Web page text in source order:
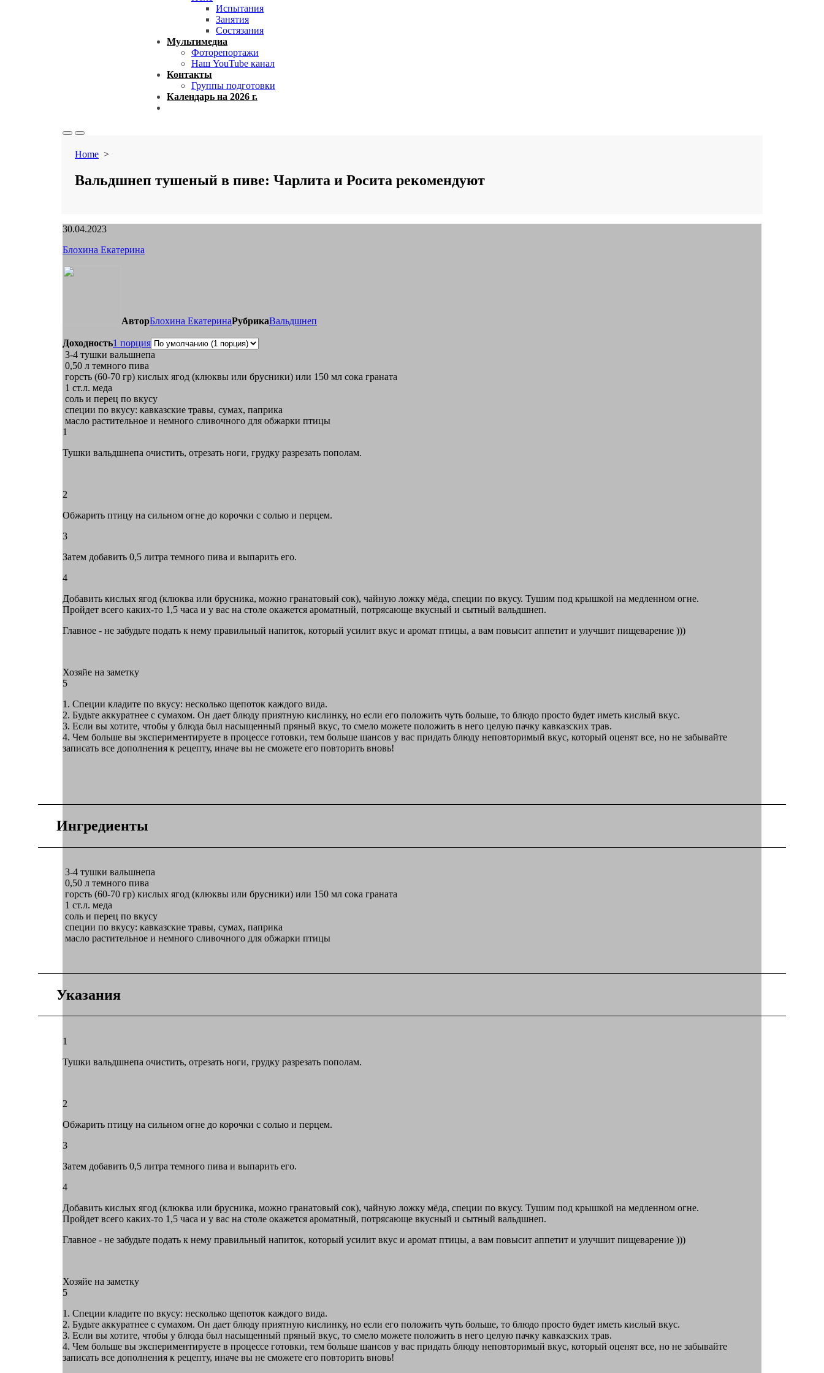
Испытания
Занятия
Состязания
Мультимедиа
Фоторепортажи
Наш YouTube канал
Контакты
Группы подготовки
Календарь на 2026 г.
SearchMenu
Home >
Вальдшнеп тушеный в пиве: Чарлита и Росита рекомендуют
Published
30.04.2023
Author
Блохина Екатерина
АвторБлохина ЕкатеринаРубрикаВальдшнеп
Доходность1 порция
3-4 тушки вальшнепа
0,50 л темного пива
горсть (60-70 гр) кислых ягод (клюквы или брусники) или 150 мл сока граната
1 ст.л. меда
соль и перец по вкусу
специи по вкусу: кавказские травы, сумах, паприка
масло растительное и немного сливочного для обжарки птицы
1
Тушки вальдшнепа очистить, отрезать ноги, грудку разрезать пополам.
2
Обжарить птицу на сильном огне до корочки с солью и перцем.
3
Затем добавить 0,5 литра темного пива и выпарить его.
4
Добавить кислых ягод (клюква или брусника, можно гранатовый сок), чайную ложку мёда, специи по вкусу. Тушим под крышкой на медленном огне.
Пройдет всего каких-то 1,5 часа и у вас на столе окажется ароматный, потрясающе вкусный и сытный вальдшнеп.
Главное - не забудьте подать к нему правильный напиток, который усилит вкус и аромат птицы, а вам повысит аппетит и улучшит пищеварение )))
Хозяйе на заметку
5
1. Специи кладите по вкусу: несколько щепоток каждого вида.
2. Будьте аккуратнее с сумахом. Он дает блюду приятную кислинку, но если его положить чуть больше, то блюдо просто будет иметь кислый вкус.
3. Если вы хотите, чтобы у блюда был насыщенный пряный вкус, то смело можете положить в него целую пачку кавказских трав.
4. Чем больше вы экспериментируете в процессе готовки, тем больше шансов у вас придать блюду неповторимый вкус, который оценят все, но не забывайте
записать все дополнения к рецепту, иначе вы не сможете его повторить вновь!
Ингредиенты
3-4 тушки вальшнепа
0,50 л темного пива
горсть (60-70 гр) кислых ягод (клюквы или брусники) или 150 мл сока граната
1 ст.л. меда
соль и перец по вкусу
специи по вкусу: кавказские травы, сумах, паприка
масло растительное и немного сливочного для обжарки птицы
Указания
1
Тушки вальдшнепа очистить, отрезать ноги, грудку разрезать пополам.
2
Обжарить птицу на сильном огне до корочки с солью и перцем.
3
Затем добавить 0,5 литра темного пива и выпарить его.
4
Добавить кислых ягод (клюква или брусника, можно гранатовый сок), чайную ложку мёда, специи по вкусу. Тушим под крышкой на медленном огне.
Пройдет всего каких-то 1,5 часа и у вас на столе окажется ароматный, потрясающе вкусный и сытный вальдшнеп.
Главное - не забудьте подать к нему правильный напиток, который усилит вкус и аромат птицы, а вам повысит аппетит и улучшит пищеварение )))
Хозяйе на заметку
5
1. Специи кладите по вкусу: несколько щепоток каждого вида.
2. Будьте аккуратнее с сумахом. Он дает блюду приятную кислинку, но если его положить чуть больше, то блюдо просто будет иметь кислый вкус.
3. Если вы хотите, чтобы у блюда был насыщенный пряный вкус, то смело можете положить в него целую пачку кавказских трав.
4. Чем больше вы экспериментируете в процессе готовки, тем больше шансов у вас придать блюду неповторимый вкус, который оценят все, но не забывайте
записать все дополнения к рецепту, иначе вы не сможете его повторить вновь!